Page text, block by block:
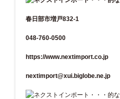
春日部市増戸832-1
048-760-0500
https://www.nextimport.co.jp
nextimport@xui.biglobe.ne.jp